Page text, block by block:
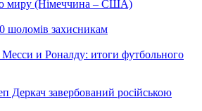
миру (Німеччина – США)
шоломів захисникам
Месси и Роналду: итоги футбольного
Деркач завербований російською